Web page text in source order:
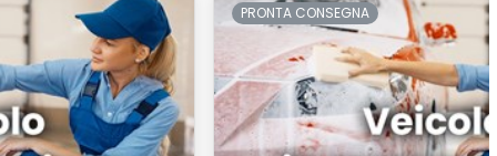
PRONTA CONSEGNA